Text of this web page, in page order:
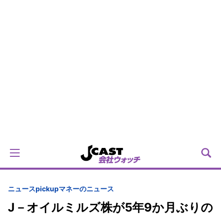
ニュースpickupマネーのニュース
J－オイルミルズ株が5年9か月ぶりの